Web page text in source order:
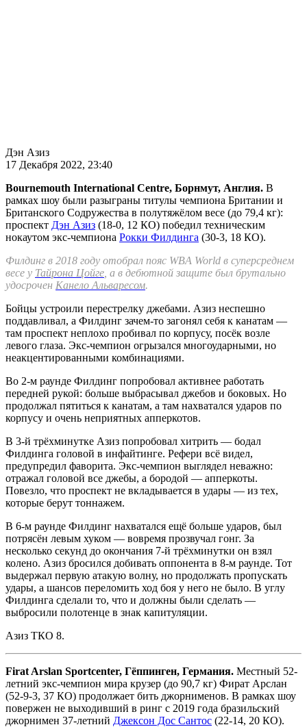
Дэн Азиз
17 Декабря 2022, 23:40
Bournemouth International Centre, Борнмут, Англия. В
рамках шоу были разыграны титулы чемпиона Британии и
Британского Содружества в полутяжёлом весе (до 79,4 кг):
проспект Дэн Азиз (18-0, 12 КО) победил техническим
нокаутом экс-чемпиона Рокки Филдинга (30-3, 18 КО).
Филдинг в 2018 году отобрал пояс WBA World в суперсреднем
весе у Тайрона Цойге , а в дебютной защите был брутально
удосрочен Канело Альваресом.
Бойцы устроили перестрелку джебами. Азиз неспешно
поддавливал, а Филдинг зачем-то загонял себя к канатам —
там проспект неплохо пробивал по корпусу, посёк возле
левого глаза. Экс-чемпион огрызался многоударными, но
неакцентированными комбинациями.
Во 2-м раунде Филдинг попробовал активнее работать
передней рукой: больше выбрасывал джебов и боковых. Но
продолжал пятиться к канатам, а там нахватался ударов по
корпусу и очень неприятных апперкотов.
В 3-й трёхминутке Азиз попробовал хитрить — бодал
Филдинга головой в инфайтинге. Рефери всё видел,
предупредил фаворита. Экс-чемпион выглядел неважно:
отражал головой все джебы, а бородой — апперкоты.
Повезло, что проспект не вкладывается в удары — из тех,
которые берут тоннажем.
В 6-м раунде Филдинг нахватался ещё больше ударов, был
потрясён левым хуком — вовремя прозвучал гонг. За
несколько секунд до окончания 7-й трёхминутки он взял
колено. Азиз бросился добивать оппонента в 8-м раунде. Тот
выдержал первую атакую волну, но продолжать пропускать
удары, а шансов переломить ход боя у него не было. В углу
Филдинга сделали то, что и должны были сделать —
выбросили полотенце в знак капитуляции.
Азиз ТКО 8.
Firat Arslan Sportcenter, Гёппинген, Германия. Местный 52-
летний экс-чемпион мира крузер (до 90,7 кг) Фират Арслан
(52-9-3, 37 КО) продолжает бить джорнименов. В рамках шоу
повержен не выходивший в ринг с 2019 года бразильский
джорнимен 37-летний Джексон Дос Сантос (22-14, 20 КО).